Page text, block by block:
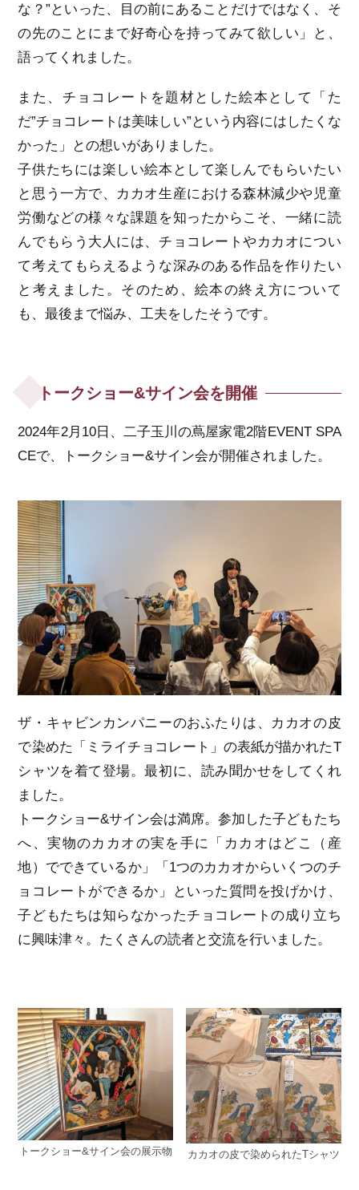
な？”といった、目の前にあることだけではなく、そ
の先のことにまで好奇心を持ってみて欲しい」と、
語ってくれました。
また、チョコレートを題材とした絵本として「た
だ”チョコレートは美味しい”という内容にはしたくな
かった」との想いがありました。
子供たちには楽しい絵本として楽しんでもらいたい
と思う一方で、カカオ生産における森林減少や児童
労働などの様々な課題を知ったからこそ、一緒に読
んでもらう大人には、チョコレートやカカオについ
て考えてもらえるような深みのある作品を作りたい
と考えました。そのため、絵本の終え方について
も、最後まで悩み、工夫をしたそうです。
トークショー&サイン会を開催
2024年2月10日、二子玉川の蔦屋家電2階EVENT SPA
CEで、トークショー&サイン会が開催されました。
ザ・キャビンカンパニーのおふたりは、カカオの皮
で染めた「ミライチョコレート」の表紙が描かれたT
シャツを着て登場。最初に、読み聞かせをしてくれ
ました。
トークショー&サイン会は満席。参加した子どもたち
へ、実物のカカオの実を手に「カカオはどこ（産
地）でできているか」「1つのカカオからいくつのチ
ョコレートができるか」といった質問を投げかけ、
子どもたちは知らなかったチョコレートの成り立ち
に興味津々。たくさんの読者と交流を行いました。
トークショー&サイン会の展示物 カカオの皮で染められたTシャツ